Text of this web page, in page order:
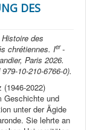
DES
des
chrétiennes. Ier-
Paris 2026.
10-210-6766-0).
(1946-2022)
Geschichte und
unter der Ägide
Sie lehrte an